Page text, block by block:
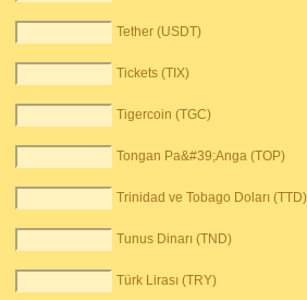
Tether (USDT)
Tickets (TIX)
Tigercoin (TGC)
Tongan Pa&#39;Anga (TOP)
Trinidad ve Tobago Doları (TTD)
Tunus Dinarı (TND)
Türk Lirası (TRY)